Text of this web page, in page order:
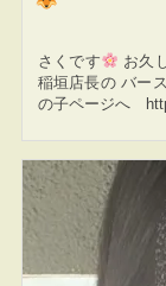
さくです
お久
稲垣店長の バー
の子ページへ